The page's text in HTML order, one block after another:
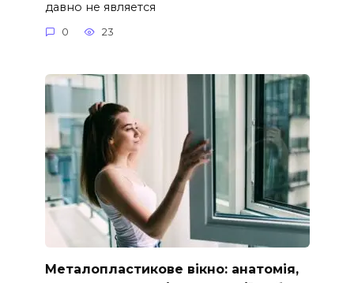
давно не является
0 23
Металопластикове вікно: анатомія,